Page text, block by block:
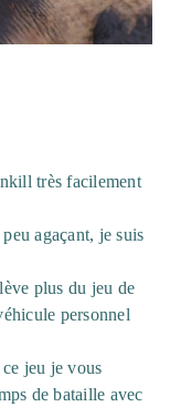
très facilement
agaçant, je suis
plus du jeu de
personnel
jeu je vous
de bataille avec